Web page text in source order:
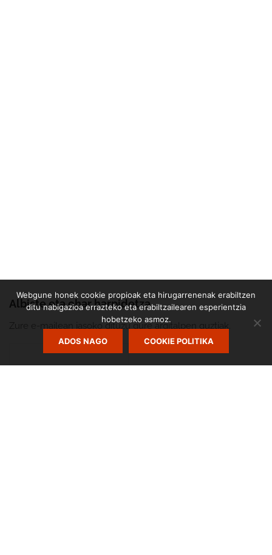
Albiste eta ohar harpidetza
Zure e-mailean jasoko dituzu gure argitalpen guztiak.
Webgune honek cookie propioak eta hirugarrenenak erabiltzen
ditu nabigazioa errazteko eta erabiltzailearen esperientzia
hobetzeko asmoz.
ADOS NAGO COOKIE POLITIKA